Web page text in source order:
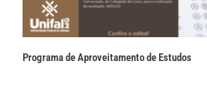
Programa de Aproveitamento de Estudos